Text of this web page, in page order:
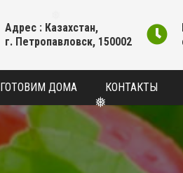
❅
❅
Адрес : Казахстан,
г. Петропавловск, 150002
ГОТОВИМ ДОМА КОНТАКТЫ